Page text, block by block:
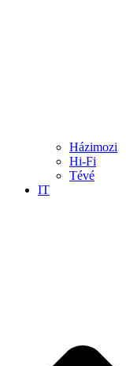
Házimozi
Hi-Fi
Tévé
IT